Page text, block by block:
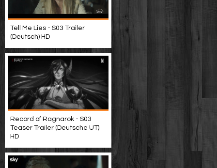
Tell Me Lies - S03 Trailer
(Deutsch) HD
Record of Ragnarok - S03
Teaser Trailer (Deutsche UT)
HD